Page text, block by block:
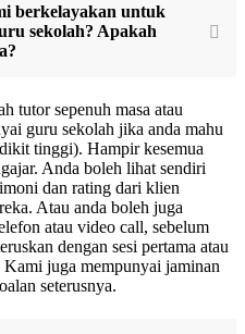
berkelayakan untuk
sekolah? Apakah
tutor sepenuh masa atau
guru sekolah jika anda mahu
tinggi). Hampir kesemua
Anda boleh lihat sendiri
dan rating dari klien
Atau anda boleh juga
atau video call, sebelum
dengan sesi pertama atau
Kami juga mempunyai jaminan
seterusnya.